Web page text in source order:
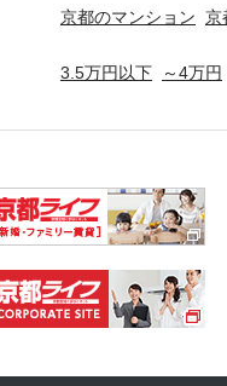
京都のマンション 京
3.5万円以下 ～4万円